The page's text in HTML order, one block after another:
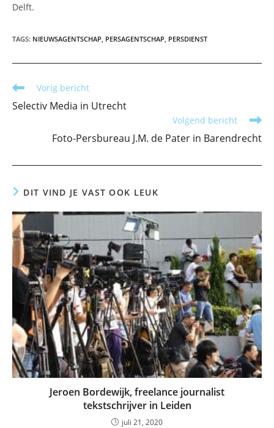
Delft.
TAGS: NIEUWSAGENTSCHAP PERSAGENTSCHAP PERSDIENST
Lees
meer
artikelen
Vorig bericht
Selectiv Media in Utrecht
Volgend bericht
Foto-Persbureau J.M. de Pater in Barendrecht
DIT VIND JE VAST OOK LEUK
Jeroen Bordewijk, freelance journalist
tekstschrijver in Leiden
juli 21, 2020